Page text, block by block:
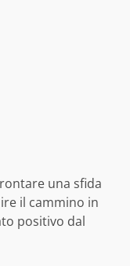
una sfida
il cammino in
positivo dal